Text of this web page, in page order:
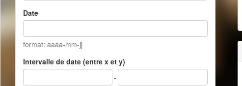
Date
format: aaaa-mm-jj
Intervalle de date (entre x et y)
-